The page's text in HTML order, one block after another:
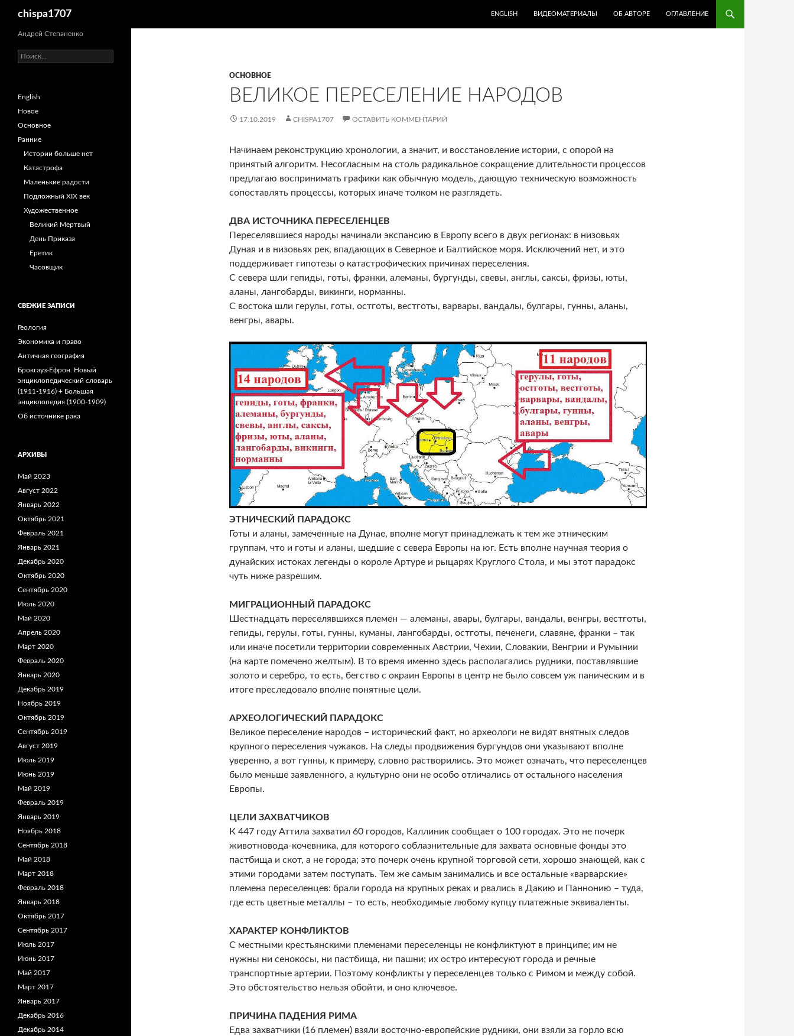
Перейти
содержимому
chispa1707 ENGLISH ВИДЕОМАТЕРИАЛЫ ОБ АВТОРЕ ОГЛАВЛЕНИЕ
ОСНОВНОЕ
ВЕЛИКОЕ ПЕРЕСЕЛЕНИЕ НАРОДОВ
17.10.2019 CHISPA1707 ОСТАВИТЬ КОММЕНТАРИЙ
Начинаем реконструкцию хронологии, а значит, и восстановление истории, с опорой на
принятый алгоритм. Несогласным на столь радикальное сокращение длительности процессов
предлагаю воспринимать графики как обычную модель, дающую техническую возможность
сопоставлять процессы, которых иначе толком не разглядеть.
ДВА ИСТОЧНИКА ПЕРЕСЕЛЕНЦЕВ
Переселявшиеся народы начинали экспансию в Европу всего в двух регионах: в низовьях
Дуная и в низовьях рек, впадающих в Северное и Балтийское моря. Исключений нет, и это
поддерживает гипотезы о катастрофических причинах переселения.
С севера шли гепиды, готы, франки, алеманы, бургунды, свевы, англы, саксы, фризы, юты,
аланы, лангобарды, викинги, норманны.
С востока шли герулы, готы, остготы, вестготы, варвары, вандалы, булгары, гунны, аланы,
венгры, авары.
ЭТНИЧЕСКИЙ ПАРАДОКС
Готы и аланы, замеченные на Дунае, вполне могут принадлежать к тем же этническим
группам, что и готы и аланы, шедшие с севера Европы на юг. Есть вполне научная теория о
дунайских истоках легенды о короле Артуре и рыцарях Круглого Стола, и мы этот парадокс
чуть ниже разрешим.
МИГРАЦИОННЫЙ ПАРАДОКС
Шестнадцать переселявшихся племен — алеманы, авары, булгары, вандалы, венгры, вестготы,
гепиды, герулы, готы, гунны, куманы, лангобарды, остготы, печенеги, славяне, франки – так
или иначе посетили территории современных Австрии, Чехии, Словакии, Венгрии и Румынии
(на карте помечено желтым). В то время именно здесь располагались рудники, поставлявшие
золото и серебро, то есть, бегство с окраин Европы в центр не было совсем уж паническим и в
итоге преследовало вполне понятные цели.
АРХЕОЛОГИЧЕСКИЙ ПАРАДОКС
Великое переселение народов – исторический факт, но археологи не видят внятных следов
крупного переселения чужаков. На следы продвижения бургундов они указывают вполне
уверенно, а вот гунны, к примеру, словно растворились. Это может означать, что переселенцев
было меньше заявленного, а культурно они не особо отличались от остального населения
Европы.
ЦЕЛИ ЗАХВАТЧИКОВ
К 447 году Аттила захватил 60 городов, Каллиник сообщает о 100 городах. Это не почерк
животновода-кочевника, для которого соблазнительные для захвата основные фонды это
пастбища и скот, а не города; это почерк очень крупной торговой сети, хорошо знающей, как с
этими городами затем поступать. Тем же самым занимались и все остальные «варварские»
племена переселенцев: брали города на крупных реках и рвались в Дакию и Паннонию – туда,
где есть цветные металлы – то есть, необходимые любому купцу платежные эквиваленты.
ХАРАКТЕР КОНФЛИКТОВ
С местными крестьянскими племенами переселенцы не конфликтуют в принципе; им не
нужны ни сенокосы, ни пастбища, ни пашни; их остро интересуют города и речные
транспортные артерии. Поэтому конфликты у переселенцев только с Римом и между собой.
Это обстоятельство нельзя обойти, и оно ключевое.
ПРИЧИНА ПАДЕНИЯ РИМА
Едва захватчики (16 племен) взяли восточно-европейские рудники, они взяли за горло всю
Андрей Степаненко
Найти:
English
Новое
Основное
Ранние
Истории больше нет
Катастрофа
Маленькие радости
Подложный XIX век
Художественное
Великий Мертвый
День Приказа
Еретик
Часовщик
СВЕЖИЕ ЗАПИСИ
Геология
Экономика и право
Античная география
Брокгауз-Ефрон. Новый
энциклопедический словарь
(1911-1916) + Большая
энциклопедия (1900-1909)
Об источнике рака
АРХИВЫ
Май 2023
Август 2022
Январь 2022
Октябрь 2021
Февраль 2021
Январь 2021
Декабрь 2020
Октябрь 2020
Сентябрь 2020
Июль 2020
Май 2020
Апрель 2020
Март 2020
Февраль 2020
Январь 2020
Декабрь 2019
Ноябрь 2019
Октябрь 2019
Сентябрь 2019
Август 2019
Июль 2019
Июнь 2019
Май 2019
Февраль 2019
Январь 2019
Ноябрь 2018
Сентябрь 2018
Май 2018
Март 2018
Февраль 2018
Январь 2018
Октябрь 2017
Сентябрь 2017
Июль 2017
Июнь 2017
Май 2017
Март 2017
Январь 2017
Декабрь 2016
Декабрь 2014